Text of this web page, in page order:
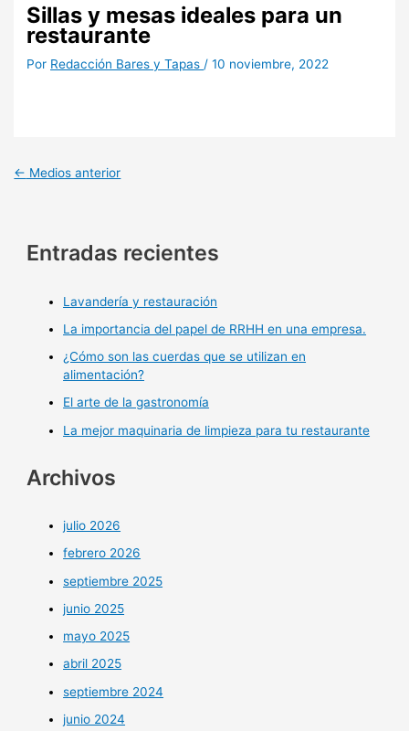
Sillas y mesas ideales para un
restaurante
Por Redacción Bares y Tapas/10 noviembre, 2022
← Medios anterior
Entradas recientes
Lavandería y restauración
La importancia del papel de RRHH en una empresa.
¿Cómo son las cuerdas que se utilizan en
alimentación?
El arte de la gastronomía
La mejor maquinaria de limpieza para tu restaurante
Archivos
julio 2026
febrero 2026
septiembre 2025
junio 2025
mayo 2025
abril 2025
septiembre 2024
junio 2024